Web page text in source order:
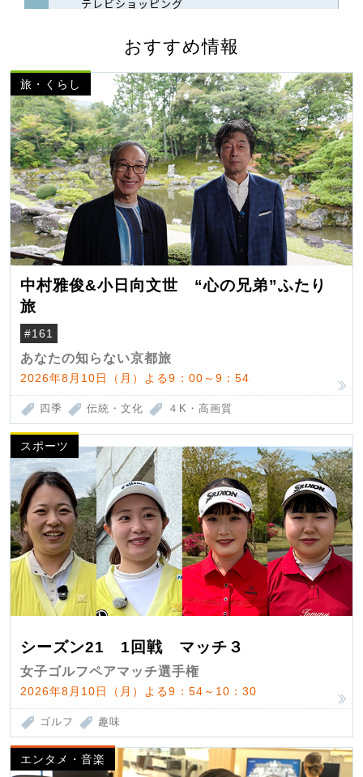
おすすめ情報
旅・くらし
中村雅俊&小日向文世 “心の兄弟”ふたり
旅
#161
あなたの知らない京都旅
2026年8月10日（月）よる9：00～9：54
四季 伝統・文化 ４K・高画質
スポーツ
シーズン21 1回戦 マッチ３
女子ゴルフペアマッチ選手権
2026年8月10日（月）よる9：54～10：30
ゴルフ 趣味
エンタメ・音楽